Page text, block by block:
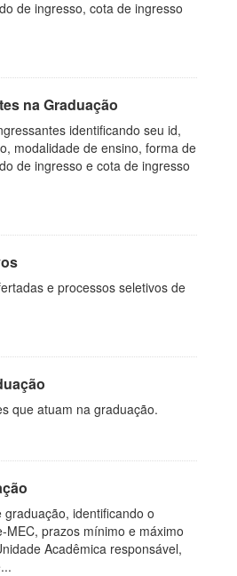
de ingresso, cota de ingresso
na Graduação
identificando seu id,
modalidade de ensino, forma de
de ingresso e cota de ingresso
e processos seletivos de
que atuam na graduação.
identificando o
MEC, prazos mínimo e máximo
Acadêmica responsável,